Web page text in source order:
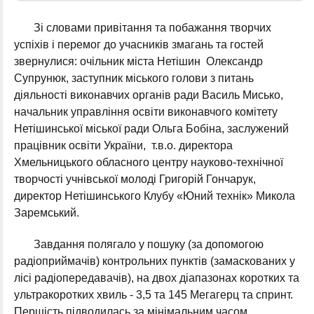
Зі словами привітання та побажання творчих
успіхів і перемог до учасників змагань та гостей
звернулися: очільник міста Нетішин Олександр
Супрунюк, заступник міського голови з питань
діяльності виконавчих органів ради Василь Мисько,
начальник управління освіти виконавчого комітету
Нетішинської міської ради Ольга Бобіна, заслужений
працівник освіти України, т.в.о. директора
Хмельницького обласного центру науково-технічної
творчості учнівської молоді Григорій Гончарук,
директор Нетішинського Клубу «Юний технік» Микола
Заремський.
Завдання полягало у пошуку (за допомогою
радіоприймачів) контрольних пунктів (замаскованих у
лісі радіопередавачів), на двох діапазонах коротких та
ультракоротких хвиль - 3,5 та 145 Мегагерц та спринт.